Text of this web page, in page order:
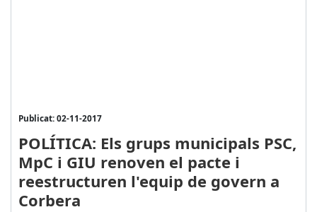
Publicat: 02-11-2017
POLÍTICA: Els grups municipals PSC,
MpC i GIU renoven el pacte i
reestructuren l'equip de govern a
Corbera